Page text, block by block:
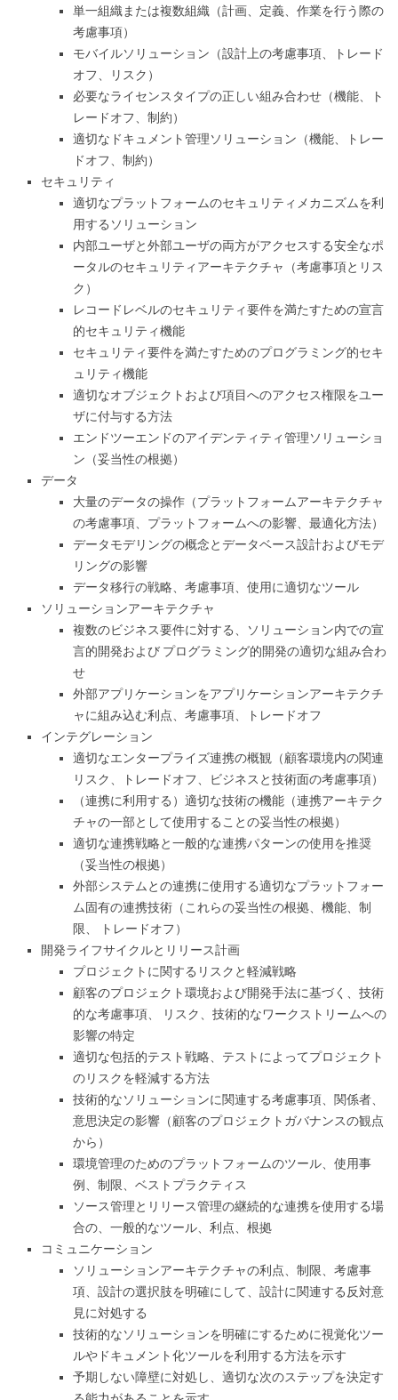
単一組織または複数組織（計画、定義、作業を行う際の
考慮事項）
モバイルソリューション（設計上の考慮事項、トレード
オフ、リスク）
必要なライセンスタイプの正しい組み合わせ（機能、ト
レードオフ、制約）
適切なドキュメント管理ソリューション（機能、トレー
ドオフ、制約）
セキュリティ
適切なプラットフォームのセキュリティメカニズムを利
用するソリューション
内部ユーザと外部ユーザの両方がアクセスする安全なポ
ータルのセキュリティアーキテクチャ（考慮事項とリス
ク）
レコードレベルのセキュリティ要件を満たすための宣言
的セキュリティ機能
セキュリティ要件を満たすためのプログラミング的セキ
ュリティ機能
適切なオブジェクトおよび項目へのアクセス権限をユー
ザに付与する方法
エンドツーエンドのアイデンティティ管理ソリューショ
ン（妥当性の根拠）
データ
大量のデータの操作（プラットフォームアーキテクチャ
の考慮事項、プラットフォームへの影響、最適化方法）
データモデリングの概念とデータベース設計およびモデ
リングの影響
データ移行の戦略、考慮事項、使用に適切なツール
ソリューションアーキテクチャ
複数のビジネス要件に対する、ソリューション内での宣
言的開発および プログラミング的開発の適切な組み合わ
せ
外部アプリケーションをアプリケーションアーキテクチ
ャに組み込む利点、考慮事項、トレードオフ
インテグレーション
適切なエンタープライズ連携の概観（顧客環境内の関連
リスク、トレードオフ、ビジネスと技術面の考慮事項）
（連携に利用する）適切な技術の機能（連携アーキテク
チャの一部として使用することの妥当性の根拠）
適切な連携戦略と一般的な連携パターンの使用を推奨
（妥当性の根拠）
外部システムとの連携に使用する適切なプラットフォー
ム固有の連携技術（これらの妥当性の根拠、機能、制
限、 トレードオフ）
開発ライフサイクルとリリース計画
プロジェクトに関するリスクと軽減戦略
顧客のプロジェクト環境および開発手法に基づく、技術
的な考慮事項、 リスク、技術的なワークストリームへの
影響の特定
適切な包括的テスト戦略、テストによってプロジェクト
のリスクを軽減する方法
技術的なソリューションに関連する考慮事項、関係者、
意思決定の影響（顧客のプロジェクトガバナンスの観点
から）
環境管理のためのプラットフォームのツール、使用事
例、制限、ベストプラクティス
ソース管理とリリース管理の継続的な連携を使用する場
合の、一般的なツール、利点、根拠
コミュニケーション
ソリューションアーキテクチャの利点、制限、考慮事
項、設計の選択肢を明確にして、設計に関連する反対意
見に対処する
技術的なソリューションを明確にするために視覚化ツー
ルやドキュメント化ツールを利用する方法を示す
予期しない障壁に対処し、適切な次のステップを決定す